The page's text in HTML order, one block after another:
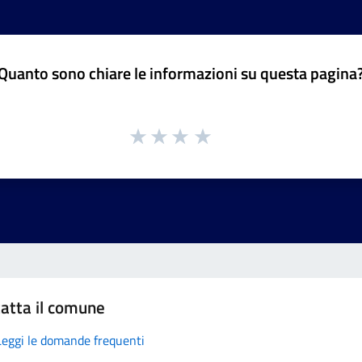
sono chiare le informazioni su questa
il comune
le domande frequenti